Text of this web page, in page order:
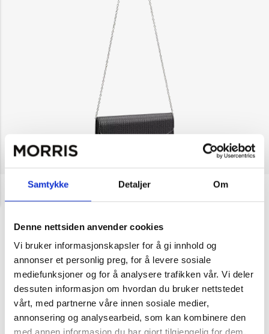
Samtykke Detaljer Om
Denne nettsiden anvender cookies
Vi bruker informasjonskapsler for å gi innhold og
annonser et personlig preg, for å levere sosiale
mediefunksjoner og for å analysere trafikken vår. Vi deler
dessuten informasjon om hvordan du bruker nettstedet
vårt, med partnerne våre innen sosiale medier,
annonsering og analysearbeid, som kan kombinere den
Lycke
Skulderveske i
NOK 299
Velg farge
Svart Sølv
1